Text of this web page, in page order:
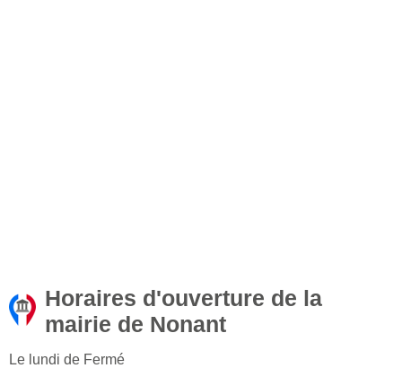
Horaires d'ouverture de la
mairie de Nonant
Le lundi de Fermé